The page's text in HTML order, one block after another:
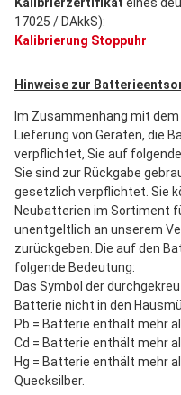
17025 / DAkkS):
Kalibrierung Stoppuhr
Hinweise zur
Im Zusammenhang mit
Lieferung von Geräten, die
verpflichtet, Sie auf
Sie sind zur Rückgabe
gesetzlich verpflichtet. Sie
Neubatterien im Sortiment
unentgeltlich an unserem
zurückgeben. Die auf den
folgende Bedeutung:
Das Symbol der
Batterie nicht in den
Pb = Batterie enthält mehr
Cd = Batterie enthält mehr
Hg = Batterie enthält mehr
Quecksilber.